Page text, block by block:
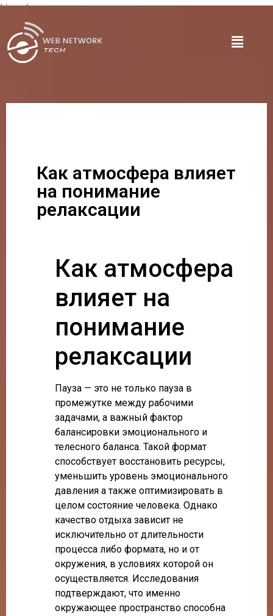
Lire plus
Как атмосфера влияет
на понимание
релаксации
Как атмосфера
влияет на
понимание
релаксации
Пауза — это не только пауза в
промежутке между рабочими
задачами, а важный фактор
балансировки эмоционального и
телесного баланса. Такой формат
способствует восстановить ресурсы,
уменьшить уровень эмоционального
давления а также оптимизировать в
целом состояние человека. Однако
качество отдыха зависит не
исключительно от длительности
процесса либо формата, но и от
окружения, в условиях которой он
осуществляется. Исследования
подтверждают, что именно
окружающее пространство способна